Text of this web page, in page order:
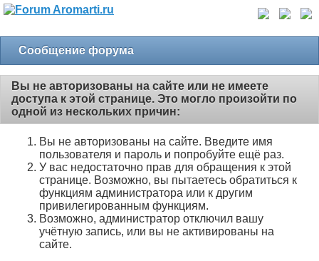
Сообщение форума
Вы не авторизованы на сайте или не имеете
доступа к этой странице. Это могло произойти по
одной из нескольких причин:
Вы не авторизованы на сайте. Введите имя
пользователя и пароль и попробуйте ещё раз.
У вас недостаточно прав для обращения к этой
странице. Возможно, вы пытаетесь обратиться к
функциям администратора или к другим
привилегированным функциям.
Возможно, администратор отключил вашу
учётную запись, или вы не активированы на
сайте.